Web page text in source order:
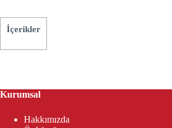
İçerikler
Kurumsal
Hakkımızda